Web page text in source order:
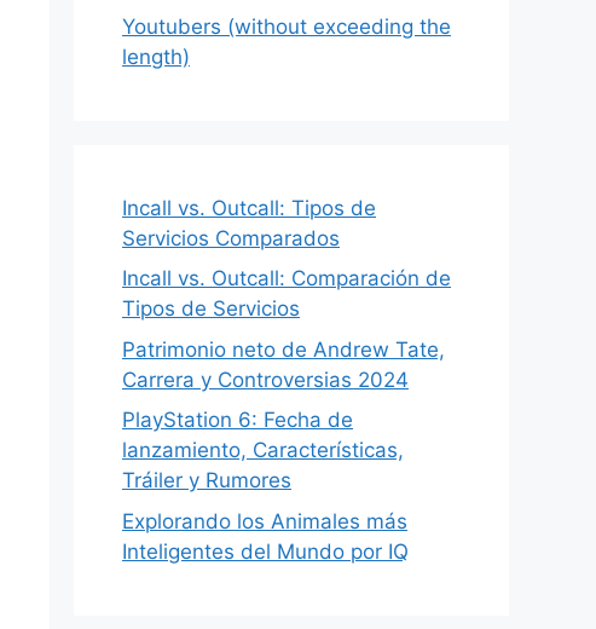
Youtubers (without exceeding the
length)
Incall vs. Outcall: Tipos de
Servicios Comparados
Incall vs. Outcall: Comparación de
Tipos de Servicios
Patrimonio neto de Andrew Tate,
Carrera y Controversias 2024
PlayStation 6: Fecha de
lanzamiento, Características,
Tráiler y Rumores
Explorando los Animales más
Inteligentes del Mundo por IQ